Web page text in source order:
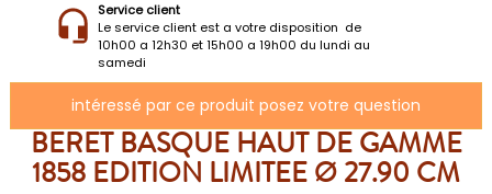
Service client
Le service client est a votre disposition de
10h00 a 12h30 et 15h00 a 19h00 du lundi au
samedi
intéressé par ce produit posez votre question
BERET BASQUE HAUT DE GAMME
1858 EDITION LIMITEE Ø 27.90 CM